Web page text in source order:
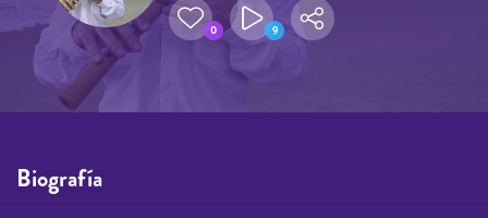
0 9
Biografía